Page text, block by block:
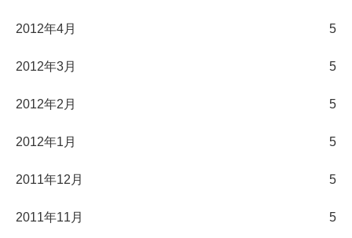
2012年4月 5
2012年3月 5
2012年2月 5
2012年1月 5
2011年12月 5
2011年11月 5